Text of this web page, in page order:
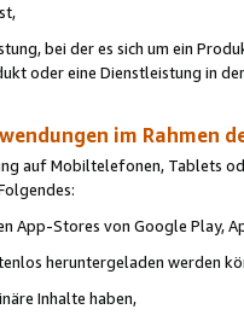
bei der es sich um ein
oder eine Dienstleistung in
im Rahmen
auf Mobiltelefonen, Tablets
App-Stores von Google Play,
heruntergeladen werden
Inhalte haben,